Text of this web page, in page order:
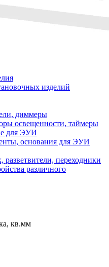
изделий
диммеры
освещенности, таймеры
для ЭУИ
основания для ЭУИ
разветвители, переходники
различного
кв.мм